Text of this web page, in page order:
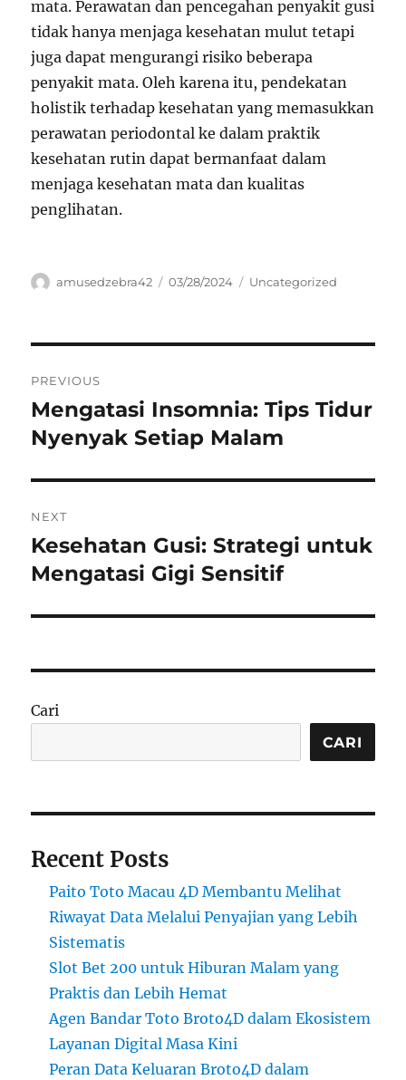
mata. Perawatan dan pencegahan penyakit gusi
tidak hanya menjaga kesehatan mulut tetapi
juga dapat mengurangi risiko beberapa
penyakit mata. Oleh karena itu, pendekatan
holistik terhadap kesehatan yang memasukkan
perawatan periodontal ke dalam praktik
kesehatan rutin dapat bermanfaat dalam
menjaga kesehatan mata dan kualitas
penglihatan.
Author
amusedzebra42
Posted
03/28/2024 Categories
Uncategorized
pos
PREVIOUS
Previous
post:
Mengatasi Insomnia: Tips Tidur
Nyenyak Setiap Malam
NEXT
Next
post:
Kesehatan Gusi: Strategi untuk
Mengatasi Gigi Sensitif
Cari
CARI
Recent Posts
Paito Toto Macau 4D Membantu Melihat
Riwayat Data Melalui Penyajian yang Lebih
Sistematis
Slot Bet 200 untuk Hiburan Malam yang
Praktis dan Lebih Hemat
Agen Bandar Toto Broto4D dalam Ekosistem
Layanan Digital Masa Kini
Peran Data Keluaran Broto4D dalam